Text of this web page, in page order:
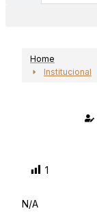
Home
Institucional
1
N/A